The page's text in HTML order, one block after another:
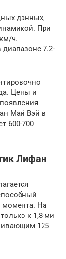
данных,
При
ч.
диапазоне 7.2-
Цены и
Май Вэй в
600-700
Лифан
момента. На
к 1,8-ми
125